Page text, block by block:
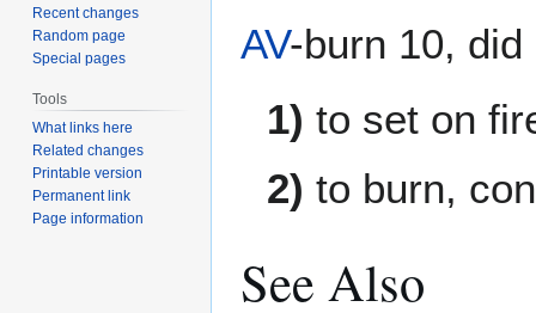
AV-burn 10,
1) to set on
2) to burn,
See Also
Recent changes
Random page
Special pages
Tools
What links here
Related changes
Printable version
Permanent link
Page information